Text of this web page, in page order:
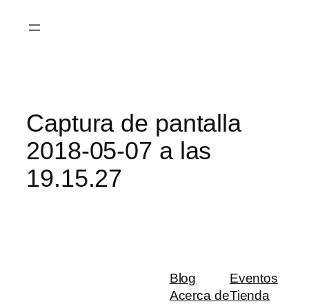
Captura de pantalla
2018-05-07 a las
19.15.27
Blog
Acerca de
Eventos
Tienda